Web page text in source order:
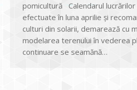
pomicultură Calendarul lucrărilor
efectuate în luna aprilie şi
culturi din solarii, demarează cu
modelarea terenului în vederea
continuare se seamănă…